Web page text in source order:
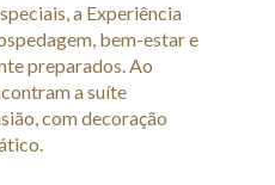
a Experiência
bem-estar e
preparados. Ao
a suíte
com decoração